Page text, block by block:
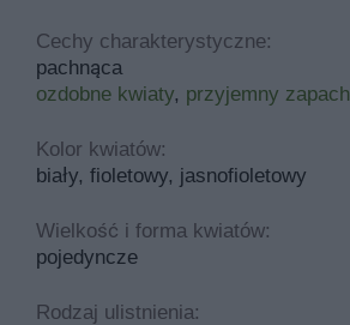
Cechy charakterystyczne:
pachnąca
ozdobne kwiaty, przyjemny zapach
Kolor kwiatów:
biały, fioletowy, jasnofioletowy
Wielkość i forma kwiatów:
pojedyncze
Rodzaj ulistnienia: